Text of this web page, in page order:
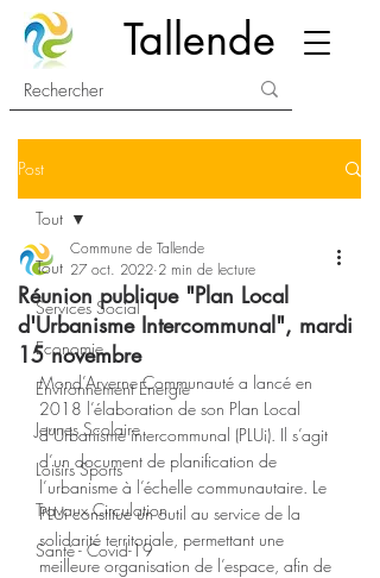
Tallende
Post
Tout
Services Social
Economie
Environnement Energie
Jeunes Scolaire
Loisirs Sports
Travaux Circulation
Santé - Covid-19
Tout
Réunion publique "Plan Local
d'Urbanisme Intercommunal", mardi
15 novembre
Commune de Tallende
27 oct. 2022 2 min de lecture
Mond’Arverne Communauté a lancé en
2018 l’élaboration de son Plan Local
d’Urbanisme intercommunal (PLUi). Il s’agit
d’un document de planification de
l’urbanisme à l’échelle communautaire. Le
PLUi constitue un outil au service de la
solidarité territoriale, permettant une
meilleure organisation de l’espace, afin de